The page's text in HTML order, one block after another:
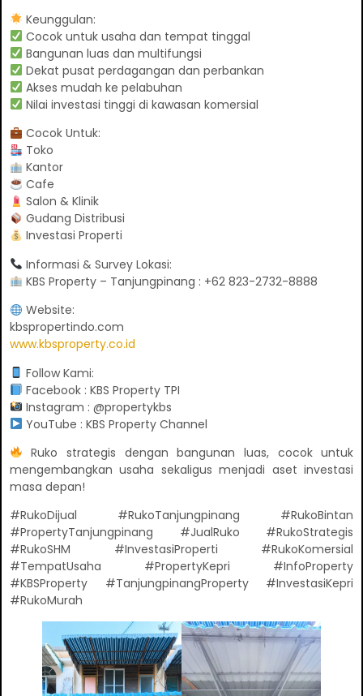
Keunggulan:
Cocok untuk usaha dan tempat tinggal
Bangunan luas dan multifungsi
Dekat pusat perdagangan dan perbankan
Akses mudah ke pelabuhan
Nilai investasi tinggi di kawasan komersial
Cocok Untuk:
Toko
Kantor
Cafe
Salon & Klinik
Gudang Distribusi
Investasi Properti
Informasi & Survey Lokasi:
KBS Property – Tanjungpinang : +62 823-2732-8888
Website:
kbspropertindo.com
www.kbsproperty.co.id
Follow Kami:
Facebook : KBS Property TPI
Instagram : @propertykbs
YouTube : KBS Property Channel
Ruko strategis dengan bangunan luas, cocok untuk
mengembangkan usaha sekaligus menjadi aset investasi
masa depan!
#RukoDijual #RukoTanjungpinang #RukoBintan
#PropertyTanjungpinang #JualRuko #RukoStrategis
#RukoSHM #InvestasiProperti #RukoKomersial
#TempatUsaha #PropertyKepri #InfoProperty
#KBSProperty #TanjungpinangProperty #InvestasiKepri
#RukoMurah